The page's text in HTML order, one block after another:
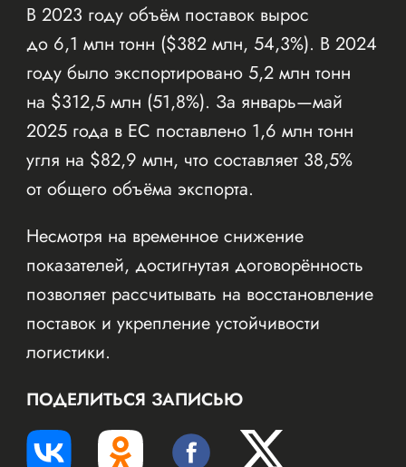
В 2023 году объём поставок вырос
до 6,1 млн тонн ($382 млн, 54,3%). В 2024
году было экспортировано 5,2 млн тонн
на $312,5 млн (51,8%). За январь—май
2025 года в ЕС поставлено 1,6 млн тонн
угля на $82,9 млн, что составляет 38,5%
от общего объёма экспорта.
Несмотря на временное снижение
показателей, достигнутая договорённость
позволяет рассчитывать на восстановление
поставок и укрепление устойчивости
логистики.
ПОДЕЛИТЬСЯ ЗАПИСЬЮ